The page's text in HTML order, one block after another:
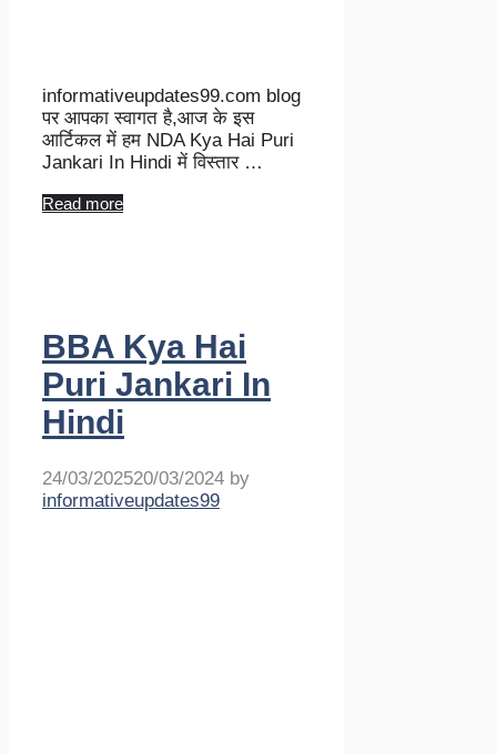
informativeupdates99.com blog
पर आपका स्वागत है,आज के इस
आर्टिकल में हम NDA Kya Hai Puri
Jankari In Hindi में विस्तार …
Read more
BBA Kya Hai
Puri Jankari In
Hindi
24/03/202520/03/2024 by
informativeupdates99